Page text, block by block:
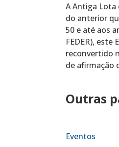
A Antiga
do anterior
50 e até aos
FEDER),
reconvertido
de afirmação
Outras
Eventos